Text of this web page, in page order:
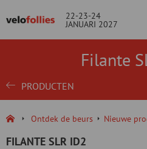
22-23-24
JANUARI 2027
Filante
PRODUCTEN
Ontdek de beurs Nieuwe
FILANTE SLR ID2